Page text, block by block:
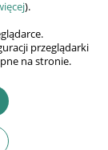
).
przeglądarki
na stronie.